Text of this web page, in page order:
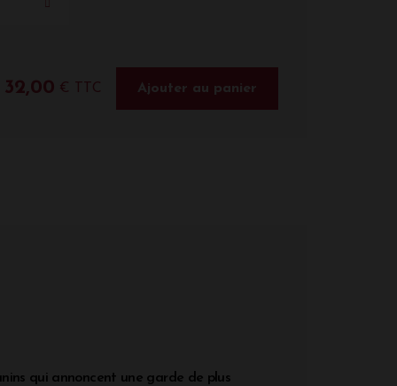
32,00 € TTC Ajouter au panier
qui annoncent une garde de plus